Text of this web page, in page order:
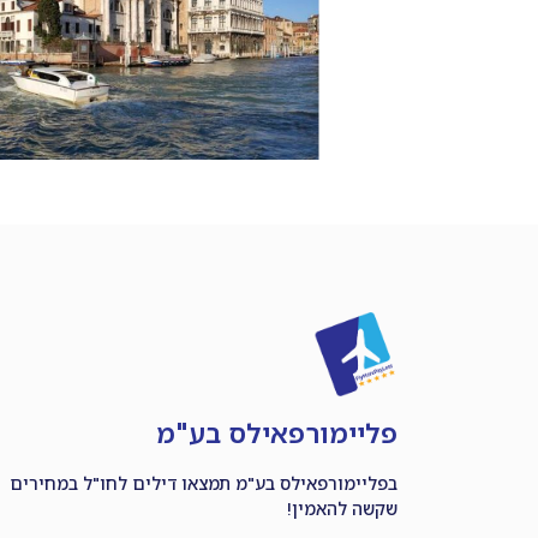
פליימורפאילס בע"מ
בפליימורפאילס בע"מ תמצאו דילים לחו"ל במחירים
שקשה להאמין!